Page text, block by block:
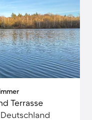
Terrasse